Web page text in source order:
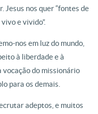
Jesus nos quer “fontes de
e vivido”.
nos em luz do mundo,
à liberdade e à
do missionário
para os demais.
adeptos, e muitos